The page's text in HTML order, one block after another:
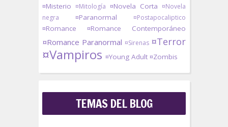
¤Misterio ¤Mitología ¤Novela Corta ¤Novela
negra
¤Paranormal ¤Postapocaliptico
¤Romance ¤Romance Contemporáneo
¤Romance Paranormal ¤Sirenas ¤Terror
¤Vampiros ¤Young Adult ¤Zombis
TEMAS DEL BLOG